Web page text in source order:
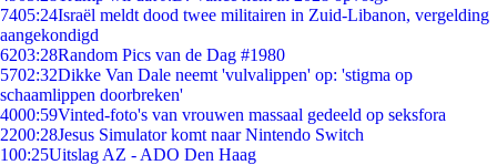
7405:24Israël meldt dood twee militairen in Zuid-Libanon, vergelding
aangekondigd
6203:28Random Pics van de Dag #1980
5702:32Dikke Van Dale neemt 'vulvalippen' op: 'stigma op
schaamlippen doorbreken'
4000:59Vinted-foto's van vrouwen massaal gedeeld op seksfora
2200:28Jesus Simulator komt naar Nintendo Switch
100:25Uitslag AZ - ADO Den Haag